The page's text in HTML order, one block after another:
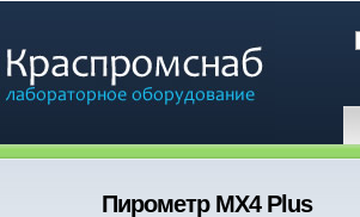
Пирометр MX4 Plus